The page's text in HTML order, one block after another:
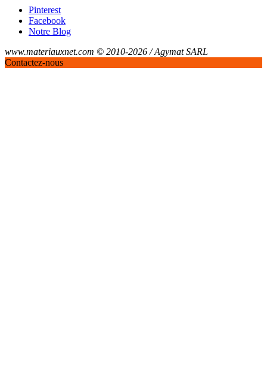
Pinterest
Facebook
Notre Blog
www.materiauxnet.com © 2010-2026 / Agymat SARL
Contactez-nous